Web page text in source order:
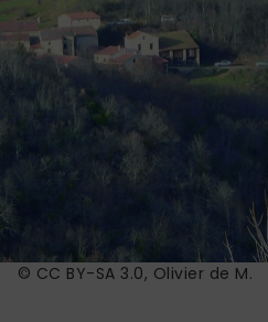
© CC BY-SA 3.0, Olivier de M.